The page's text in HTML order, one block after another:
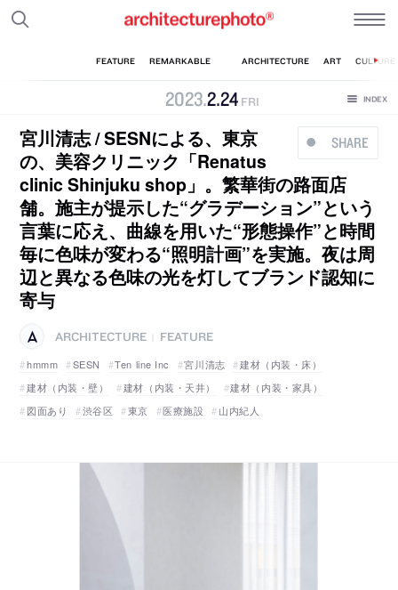
2023.2.24 FRI
SHARE
宮川清志 / SESNによる、東京
の、美容クリニック「Renatus
clinic Shinjuku shop」。繁華街の路面店
舗。施主が提示した“グラデーション”という
言葉に応え、曲線を用いた“形態操作”と時間
毎に色味が変わる“照明計画”を実施。夜は周
辺と異なる色味の光を灯してブランド認知に
寄与
ARCHITECTURE
FEATURE
hmmm
SESN Ten line Inc 宮川清志
建材（内装・床）
建材（内装・壁）
建材（内装・天井）
建材（内装・家具）
図面あり
渋谷区 東京 医療施設 山内紀人